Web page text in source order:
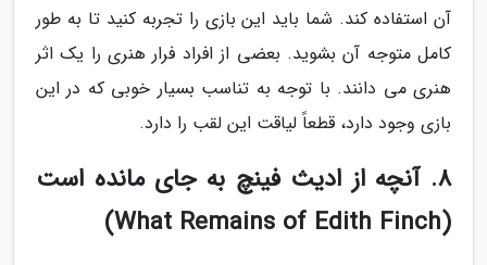
آن استفاده کند. شما باید این بازی را تجربه کنید تا به طور
کامل متوجه آن بشوید. بعضی از افراد فرار هنری را یک اثر
هنری می دانند. با توجه به تناسب بسیار خوبی که در این
بازی وجود دارد، قطعاً لیاقت این لقب را دارد.
8. آنچه از ادیث فینچ به جای مانده است
(What Remains of Edith Finch)